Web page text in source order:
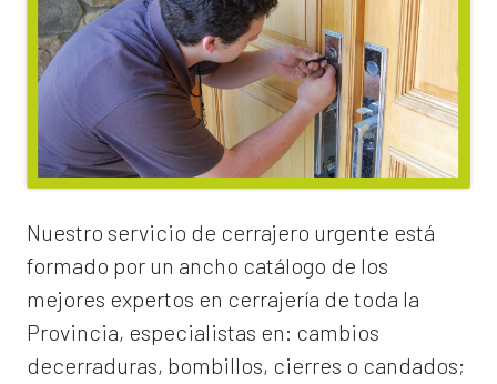
Nuestro servicio de cerrajero urgente está
formado por un ancho catálogo de los
mejores expertos en cerrajería de toda la
Provincia, especialistas en: cambios
decerraduras, bombillos, cierres o candados;